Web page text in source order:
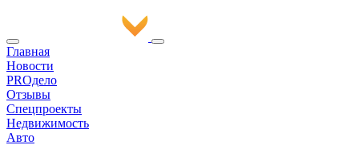
Главная
Новости
PROдело
Отзывы
Спецпроекты
Недвижимость
Авто